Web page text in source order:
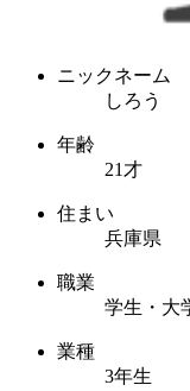
ニックネーム
しろう
年齢
21才
住まい
兵庫県
職業
学生・大
業種
3年生